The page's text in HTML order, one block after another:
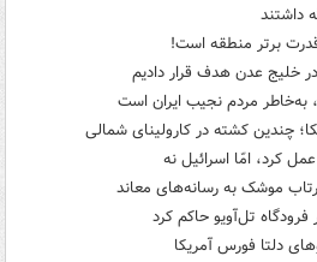
داشتند
برتر منطقه است!
خلیج عدن هدف قرار دادیم
به‌خاطر مردم نجیب ایران است
چندین کشته در کارولینای شمالی
کرد، امّا اسرائیل نه
موشک به رسانه‌های معاند
تل‌آویو حاکم کرد
دلتا فورس آمریکا